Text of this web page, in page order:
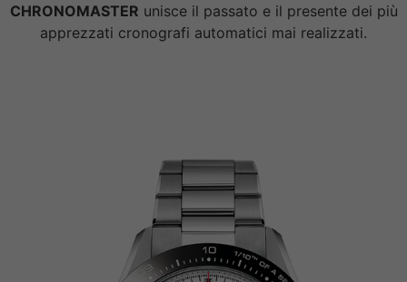
CHRONOMASTER unisce il passato e il presente dei più
apprezzati cronografi automatici mai realizzati.